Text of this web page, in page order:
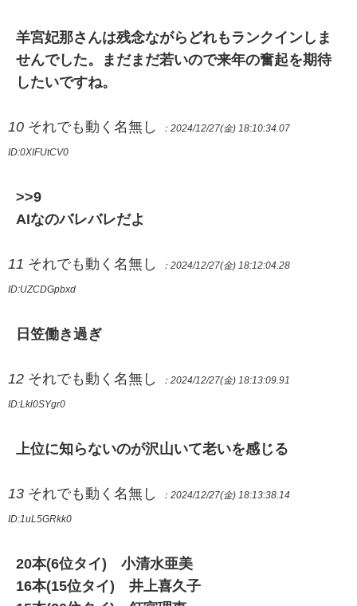
羊宮妃那さんは残念ながらどれもランクインしま
せんでした。まだまだ若いので来年の奮起を期待
したいですね。
10 それでも動く名無し ：2024/12/27(金) 18:10:34.07
ID:0XIFUtCV0
>>9
AIなのバレバレだよ
11 それでも動く名無し ：2024/12/27(金) 18:12:04.28
ID:UZCDGpbxd
日笠働き過ぎ
12 それでも動く名無し ：2024/12/27(金) 18:13:09.91
ID:Lkl0SYgr0
上位に知らないのが沢山いて老いを感じる
13 それでも動く名無し ：2024/12/27(金) 18:13:38.14
ID:1uL5GRkk0
20本(6位タイ) 小清水亜美
16本(15位タイ) 井上喜久子